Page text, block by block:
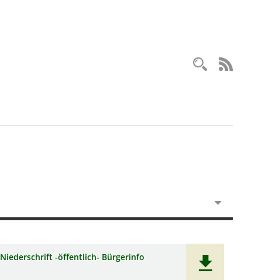
Niederschrift -öffentlich- Bürgerinfo